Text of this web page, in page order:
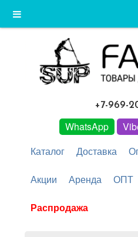
+7-969-
WhatsApp
Каталог
Доставка
Акции Аренда ОПТ
Распродажа